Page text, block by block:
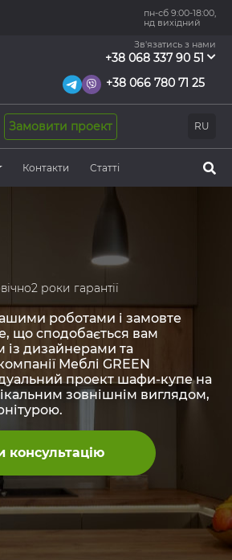
пн-сб 9:00-18:00,
нд вихідний
Зв'язатись з нами
+38 068 337 90 51
+38 066 780 71 25
RU
Замовити проект
Контакти Статті
2 роки гарантії
роботами і замовте
що сподобається вам
із дизайнерами та
Меблі GREEN
проект шафи-купе на
зовнішнім виглядом,
консультацію